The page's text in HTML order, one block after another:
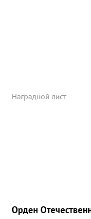
Наградной лист
Орден